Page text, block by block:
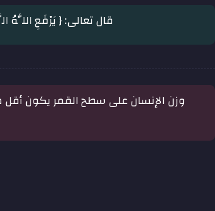
قال تعالى: { يَرْفَعِ اللَّهُ
وزن الإنسان على سطح القمر يكون أقل